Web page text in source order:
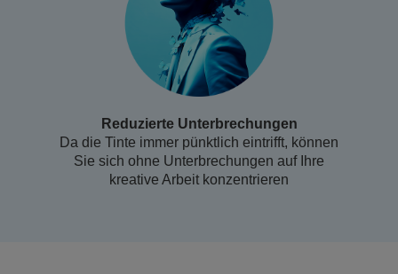
Reduzierte Unterbrechungen
Da die Tinte immer pünktlich eintrifft, können
Sie sich ohne Unterbrechungen auf Ihre
kreative Arbeit konzentrieren